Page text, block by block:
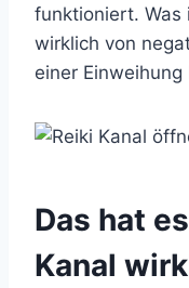
funktioniert. Was
wirklich von
einer Einweihung
Das hat
Kanal